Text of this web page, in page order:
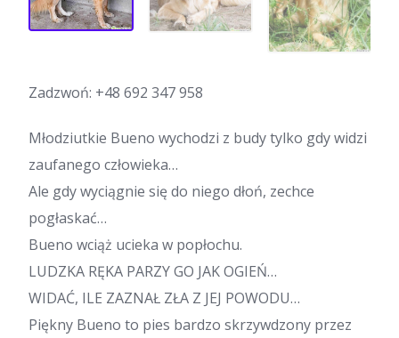
Zadzwoń: +48 692 347 958
Młodziutkie Bueno wychodzi z budy tylko gdy widzi
zaufanego człowieka…
Ale gdy wyciągnie się do niego dłoń, zechce
pogłaskać…
Bueno wciąż ucieka w popłochu.
LUDZKA RĘKA PARZY GO JAK OGIEŃ…
WIDAĆ, ILE ZAZNAŁ ZŁA Z JEJ POWODU…
Piękny Bueno to pies bardzo skrzywdzony przez